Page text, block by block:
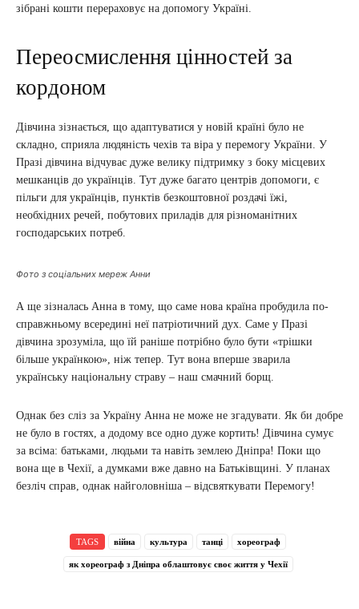
зібрані кошти перераховує на допомогу Україні.
Переосмислення цінностей за
кордоном
Дівчина зізнається, що адаптуватися у новій країні було не
складно, сприяла людяність чехів та віра у перемогу України. У
Празі дівчина відчуває дуже велику підтримку з боку місцевих
мешканців до українців. Тут дуже багато центрів допомоги, є
пільги для українців, пунктів безкоштовної роздачі їжі,
необхідних речей, побутових приладів для різноманітних
господарських потреб.
Фото з соціальних мереж Анни
А ще зізналась Анна в тому, що саме нова країна пробудила по-
справжньому всередині неї патріотичний дух. Саме у Празі
дівчина зрозуміла, що їй раніше потрібно було бути «трішки
більше українкою», ніж тепер. Тут вона вперше зварила
українську національну страву – наш смачний борщ.
Однак без сліз за Україну Анна не може не згадувати. Як би добре
не було в гостях, а додому все одно дуже кортить! Дівчина сумує
за всіма: батьками, людьми та навіть землею Дніпра! Поки що
вона ще в Чехії, а думками вже давно на Батьківщині. У планах
безліч справ, однак найголовніша – відсвяткувати Перемогу!
TAGS війна культура танці хореограф
як хореограф з Дніпра облаштовує своє життя у Чехії